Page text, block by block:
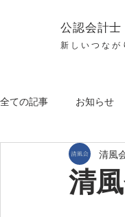
公認会計
新しいつなが
全ての記事 お知らせ
清
清風